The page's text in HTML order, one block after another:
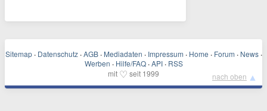
Sitemap · Datenschutz · AGB · Mediadaten · Impressum · Home · Forum · News ·
Werben · Hilfe/FAQ · API · RSS
mit ♡ seit 1999 nach oben ▲